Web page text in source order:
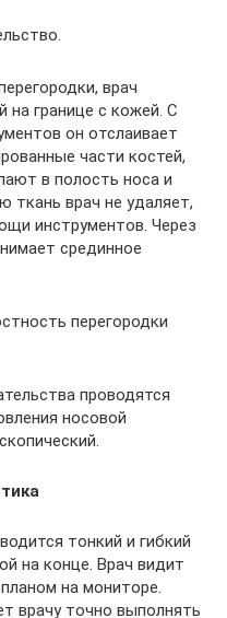
врач
на границе с кожей. С
он отслаивает
части костей,
в полость носа и
ткань врач не удаляет,
инструментов. Через
срединное
перегородки
проводятся
носовой
тонкий и гибкий
на конце. Врач видит
на мониторе.
врачу точно выполнять